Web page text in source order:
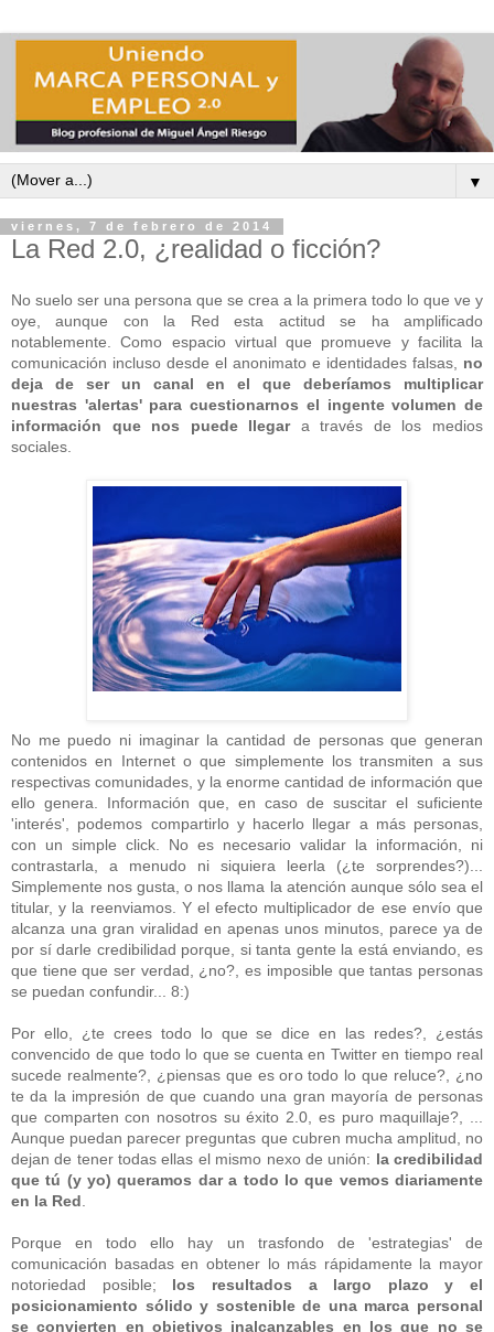
▼
viernes, 7 de febrero de 2014
La Red 2.0, ¿realidad o ficción?
No suelo ser una persona que se crea a la primera todo lo que ve y
oye, aunque con la Red esta actitud se ha amplificado
notablemente. Como espacio virtual que promueve y facilita la
comunicación incluso desde el anonimato e identidades falsas, no
deja de ser un canal en el que deberíamos multiplicar
nuestras 'alertas' para cuestionarnos el ingente volumen de
información que nos puede llegara través de los medios
sociales.
No me puedo ni imaginar la cantidad de personas que generan
contenidos en Internet o que simplemente los transmiten a sus
respectivas comunidades, y la enorme cantidad de información que
ello genera. Información que, en caso de suscitar el suficiente
'interés', podemos compartirlo y hacerlo llegar a más personas,
con un simple click. No es necesario validar la información, ni
contrastarla, a menudo ni siquiera leerla (¿te sorprendes?)...
Simplemente nos gusta, o nos llama la atención aunque sólo sea el
titular, y la reenviamos. Y el efecto multiplicador de ese envío que
alcanza una gran viralidad en apenas unos minutos, parece ya de
por sí darle credibilidad porque, si tanta gente la está enviando, es
que tiene que ser verdad, ¿no?, es imposible que tantas personas
se puedan confundir... 8:)
Por ello, ¿te crees todo lo que se dice en las redes?, ¿estás
convencido de que todo lo que se cuenta en Twitter en tiempo real
sucede realmente?, ¿piensas que es oro todo lo que reluce?, ¿no
te da la impresión de que cuando una gran mayoría de personas
que comparten con nosotros su éxito 2.0, es puro maquillaje?, ...
Aunque puedan parecer preguntas que cubren mucha amplitud, no
dejan de tener todas ellas el mismo nexo de unión: la credibilidad
que tú (y yo) queramos dar a todo lo que vemos diariamente
en la Red
Porque en todo ello hay un trasfondo de 'estrategias' de
comunicación basadas en obtener lo más rápidamente la mayor
notoriedad posible; los resultados a largo plazo y el
posicionamiento sólido y sostenible de una marca personal
se convierten en objetivos inalcanzables en los que no se